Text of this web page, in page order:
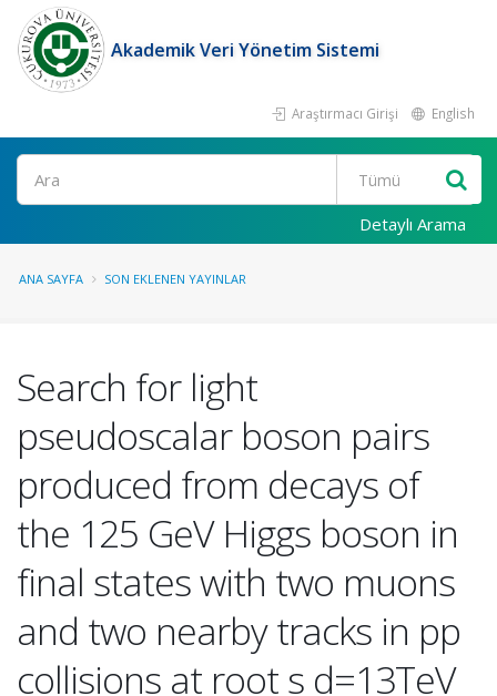
Akademik Veri Yönetim Sistemi
Araştırmacı Girişi English
Ara
Detaylı Arama
ANA SAYFA SON EKLENEN YAYINLAR
Search for light
pseudoscalar boson pairs
produced from decays of
the 125 GeV Higgs boson in
final states with two muons
and two nearby tracks in pp
collisions at root s d=13TeV